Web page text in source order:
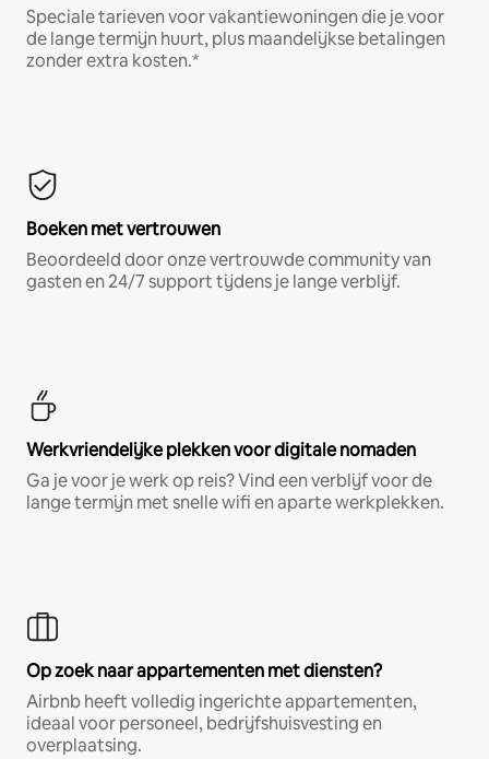
Speciale tarieven voor vakantiewoningen die je voor
de lange termijn huurt, plus maandelijkse betalingen
zonder extra kosten.*
Boeken met vertrouwen
Beoordeeld door onze vertrouwde community van
gasten en 24/7 support tijdens je lange verblijf.
Werkvriendelijke plekken voor digitale nomaden
Ga je voor je werk op reis? Vind een verblijf voor de
lange termijn met snelle wifi en aparte werkplekken.
Op zoek naar appartementen met diensten?
Airbnb heeft volledig ingerichte appartementen,
ideaal voor personeel, bedrijfshuisvesting en
overplaatsing.